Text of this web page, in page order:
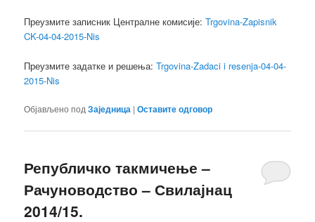
Преузмите записник Централне комисије:Trgovina-Zapisnik
CK-04-04-2015-Nis
Преузмите задатке и решења:Trgovina-Zadaci i resenja-04-04-
2015-Nis
Објављено подЗаједница |Оставите одговор
Републичко такмичење –
Рачуноводство – Свилајнац
2014/15.